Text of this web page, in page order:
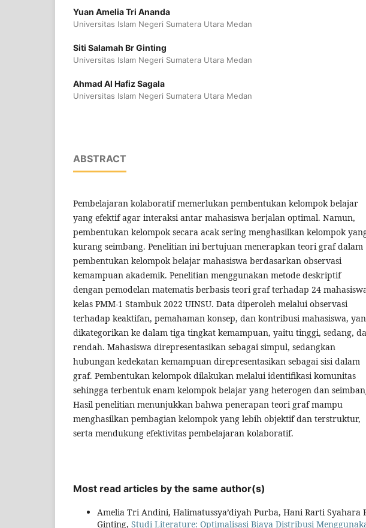
Yuan Amelia Tri Ananda
Universitas Islam Negeri Sumatera Utara Medan
Siti Salamah Br Ginting
Universitas Islam Negeri Sumatera Utara Medan
Ahmad Al Hafiz Sagala
Universitas Islam Negeri Sumatera Utara Medan
ABSTRACT
Pembelajaran kolaboratif memerlukan pembentukan kelompok belajar
yang efektif agar interaksi antar mahasiswa berjalan optimal. Namun,
pembentukan kelompok secara acak sering menghasilkan kelompok
kurang seimbang. Penelitian ini bertujuan menerapkan teori graf dalam
pembentukan kelompok belajar mahasiswa berdasarkan observasi
kemampuan akademik. Penelitian menggunakan metode deskriptif
dengan pemodelan matematis berbasis teori graf terhadap 24
kelas PMM-1 Stambuk 2022 UINSU. Data diperoleh melalui observasi
terhadap keaktifan, pemahaman konsep, dan kontribusi mahasiswa,
dikategorikan ke dalam tiga tingkat kemampuan, yaitu tinggi, sedang,
rendah. Mahasiswa direpresentasikan sebagai simpul, sedangkan
hubungan kedekatan kemampuan direpresentasikan sebagai sisi dalam
graf. Pembentukan kelompok dilakukan melalui identifikasi komunitas
sehingga terbentuk enam kelompok belajar yang heterogen dan
Hasil penelitian menunjukkan bahwa penerapan teori graf mampu
menghasilkan pembagian kelompok yang lebih objektif dan terstruktur,
serta mendukung efektivitas pembelajaran kolaboratif.
Most read articles by the same author(s)
Amelia Tri Andini, Halimatussya’diyah Purba, Hani Rarti Syahara
Ginting, Studi Literature: Optimalisasi Biaya Distribusi